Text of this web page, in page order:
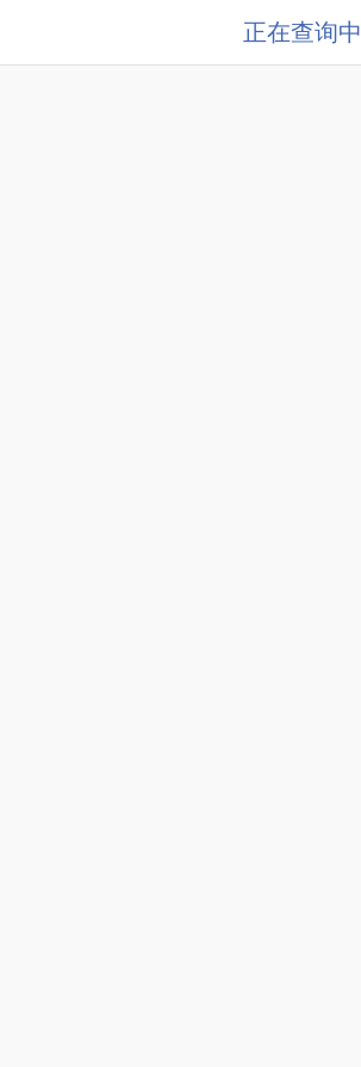
正在查询中